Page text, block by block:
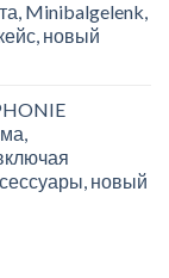
Minibalgelenk,
новый
новый